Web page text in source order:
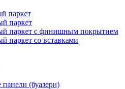
паркет
паркет
паркет с финишным покрытием
паркет со вставками
(буазери)